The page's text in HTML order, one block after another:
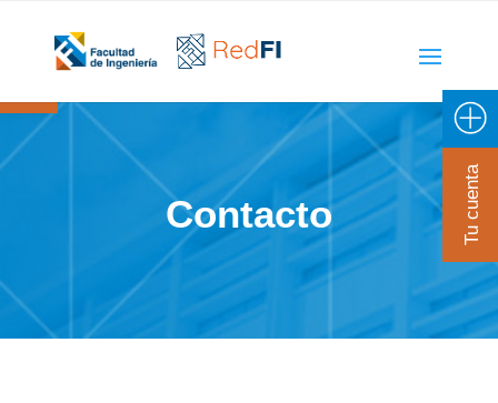
Open toolbar
Tu cuenta
Contacto